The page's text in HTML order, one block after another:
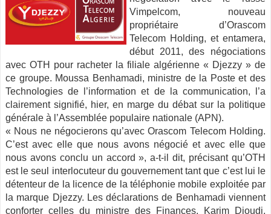
Vimpelcom, nouveau
propriétaire d’Orascom
Telecom Holding, et entamera,
début 2011, des négociations
avec OTH pour racheter la filiale algérienne « Djezzy » de
ce groupe. Moussa Benhamadi, ministre de la Poste et des
Technologies de l’information et de la communication, l’a
clairement signifié, hier, en marge du débat sur la politique
générale à l’Assemblée populaire nationale (APN).
« Nous ne négocierons qu’avec Orascom Telecom Holding.
C’est avec elle que nous avons négocié et avec elle que
nous avons conclu un accord », a-t-il dit, précisant qu’OTH
est le seul interlocuteur du gouvernement tant que c’est lui le
détenteur de la licence de la téléphonie mobile exploitée par
la marque Djezzy. Les déclarations de Benhamadi viennent
conforter celles du ministre des Finances, Karim Djoudi,